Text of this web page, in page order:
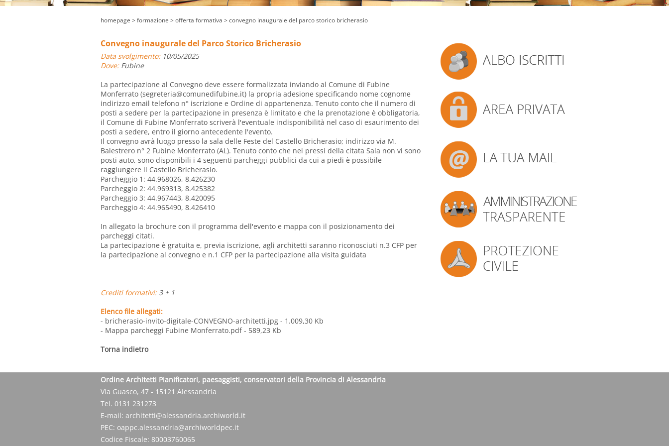
homepage > formazione > offerta formativa > convegno inaugurale del parco storico bricherasio
Convegno inaugurale del Parco Storico Bricherasio
Data svolgimento:10/05/2025
Dove:Fubine
La partecipazione al Convegno deve essere formalizzata inviando al Comune di Fubine
Monferrato (segreteria@comunedifubine.it) la propria adesione specificando nome cognome
indirizzo email telefono n° iscrizione e Ordine di appartenenza. Tenuto conto che il numero di
posti a sedere per la partecipazione in presenza è limitato e che la prenotazione è obbligatoria,
il Comune di Fubine Monferrato scriverà l'eventuale indisponibilità nel caso di esaurimento dei
posti a sedere, entro il giorno antecedente l'evento.
Il convegno avrà luogo presso la sala delle Feste del Castello Bricherasio; indirizzo via M.
Balestrero n° 2 Fubine Monferrato (AL). Tenuto conto che nei pressi della citata Sala non vi sono
posti auto, sono disponibili i 4 seguenti parcheggi pubblici da cui a piedi è possibile
raggiungere il Castello Bricherasio.
Parcheggio 1: 44.968026, 8.426230
Parcheggio 2: 44.969313, 8.425382
Parcheggio 3: 44.967443, 8.420095
Parcheggio 4: 44.965490, 8.426410
In allegato la brochure con il programma dell'evento e mappa con il posizionamento dei
parcheggi citati.
La partecipazione è gratuita e, previa iscrizione, agli architetti saranno riconosciuti n.3 CFP per
la partecipazione al convegno e n.1 CFP per la partecipazione alla visita guidata
Crediti formativi:3 + 1
Elenco file allegati:
- bricherasio-invito-digitale-CONVEGNO-architetti.jpg - 1.009,30 Kb
- Mappa parcheggi Fubine Monferrato.pdf- 589,23 Kb
Torna indietro
Ordine Architetti Pianificatori, paesaggisti, conservatori della Provincia di Alessandria
Via Guasco, 47 - 15121 Alessandria
Tel. 0131 231273
E-mail: architetti@alessandria.archiworld.it
PEC: oappc.alessandria@archiworldpec.it
Codice Fiscale: 80003760065